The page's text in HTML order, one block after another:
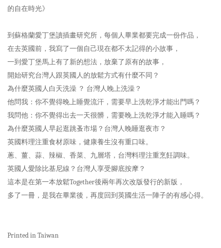
的自在時光》
到蘇格蘭愛丁堡讀插畫研究所，每個人畢業都要完成一份作品，
在去英國前，我寫了一個自己現在都不太記得的小故事，
一到愛丁堡馬上有了新的想法，放棄了原有的故事，
開始研究台灣人跟英國人的放鬆方式有什麼不同？
為什麼英國人白天洗澡 ？ 台灣人晚上洗澡？
他問我：你不覺得晚上睡覺流汗，需要早上洗乾淨才能出門嗎？
我問他：你不覺得出去一天很髒，需要晚上洗乾淨才能入睡嗎？
為什麼英國人早起逛跳蚤市場？台灣人晚睡逛夜市？
英國料理注重食材原味，健康養生沒有重口味。
蔥、薑、蒜、辣椒、香菜、九層塔，台灣料理注重烹飪調味。
英國人愛除比基尼線？台灣人享受腳底按摩？
這本是在第一本放鬆Together後兩年再次改版發行的新版，
多了一冊，是我在畢業後，再度回到英國生活一陣子的有感心得。
Printed in Taiwan